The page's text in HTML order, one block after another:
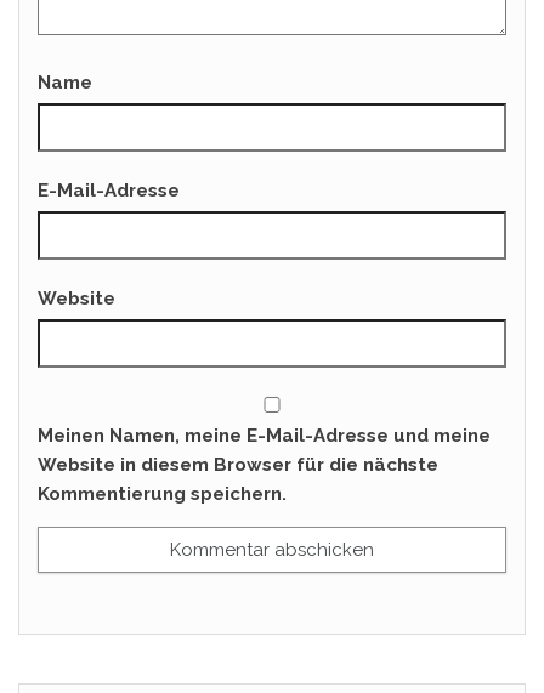
Name
E-Mail-Adresse
Website
Meinen Namen, meine E-Mail-Adresse und meine
Website in diesem Browser für die nächste
Kommentierung speichern.